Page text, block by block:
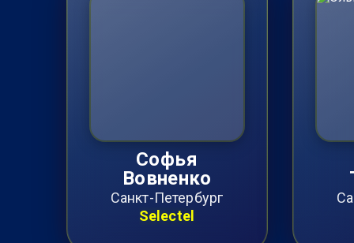
Софья
Вовненко
Санкт-Петербург
Selectel